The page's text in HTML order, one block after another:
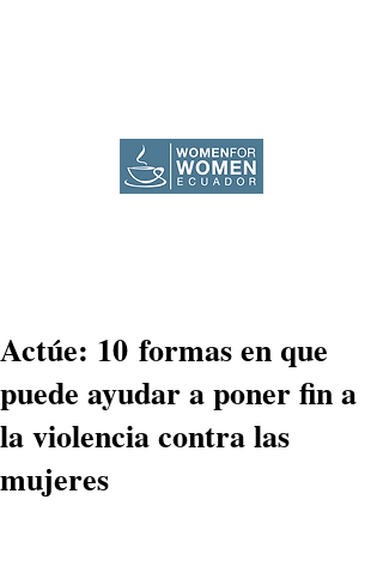
Actúe: 10 formas en que
puede ayudar a poner fin a
la violencia contra las
mujeres